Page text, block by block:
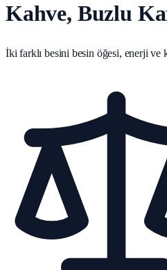
Kahve, Buzlu
İki farklı besini besin öğesi, enerji ve